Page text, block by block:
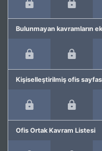
Bulunmayan kavramların
Kişiselleştirilmiş ofis
Ofis Ortak Kavram Listesi